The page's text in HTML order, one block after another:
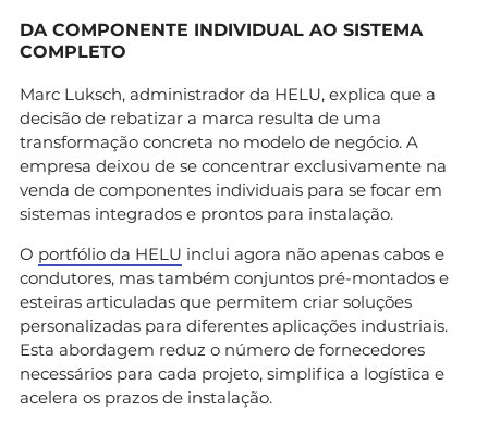
DA COMPONENTE INDIVIDUAL AO SISTEMA
COMPLETO
Marc Luksch, administrador da HELU, explica que a
decisão de rebatizar a marca resulta de uma
transformação concreta no modelo de negócio. A
empresa deixou de se concentrar exclusivamente na
venda de componentes individuais para se focar em
sistemas integrados e prontos para instalação.
O portfólio da HELU inclui agora não apenas cabos e
condutores, mas também conjuntos pré-montados e
esteiras articuladas que permitem criar soluções
personalizadas para diferentes aplicações industriais.
Esta abordagem reduz o número de fornecedores
necessários para cada projeto, simplifica a logística e
acelera os prazos de instalação.